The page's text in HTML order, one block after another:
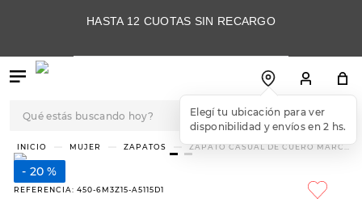
HASTA 12 CUOTAS SIN RECARGO
Elegí tu ubicación para ver
disponibilidad y envíos en 2 hs.
MUJER ZAPATOS
ZAPATO CASUAL DE CUERO MARCO
DONATTI KALPA
20 %
REFERENCIA: 450-6M3Z15-A5115D1
TÉRMINOS MÁS
BUSCADOS